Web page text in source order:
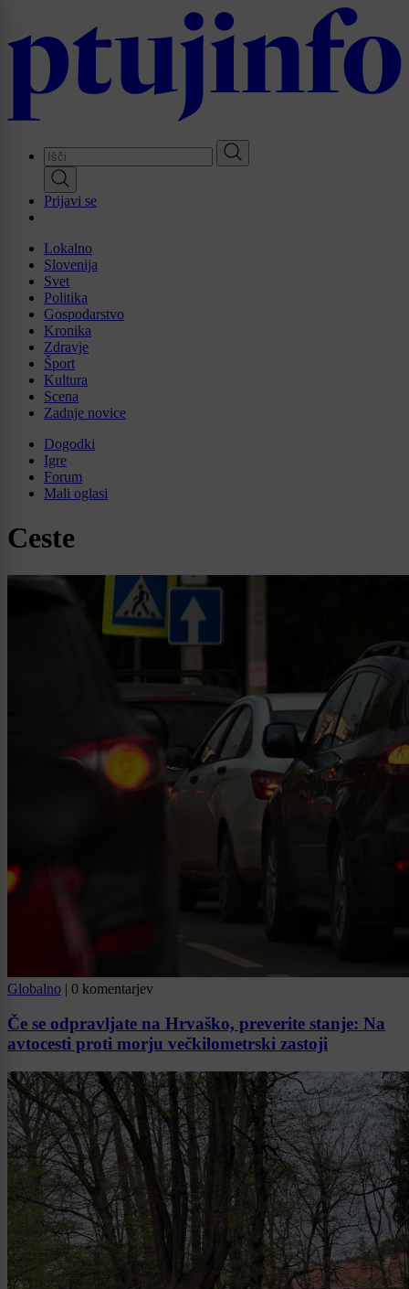
main
Prijavi se
Lokalno
Slovenija
Svet
Politika
Gospodarstvo
Kronika
Zdravje
Šport
Kultura
Scena
Zadnje novice
Dogodki
Igre
Forum
Mali oglasi
Ceste
Globalno | 0 komentarjev
Če se odpravljate na Hrvaško, preverite stanje: Na
avtocesti proti morju večkilometrski zastoji